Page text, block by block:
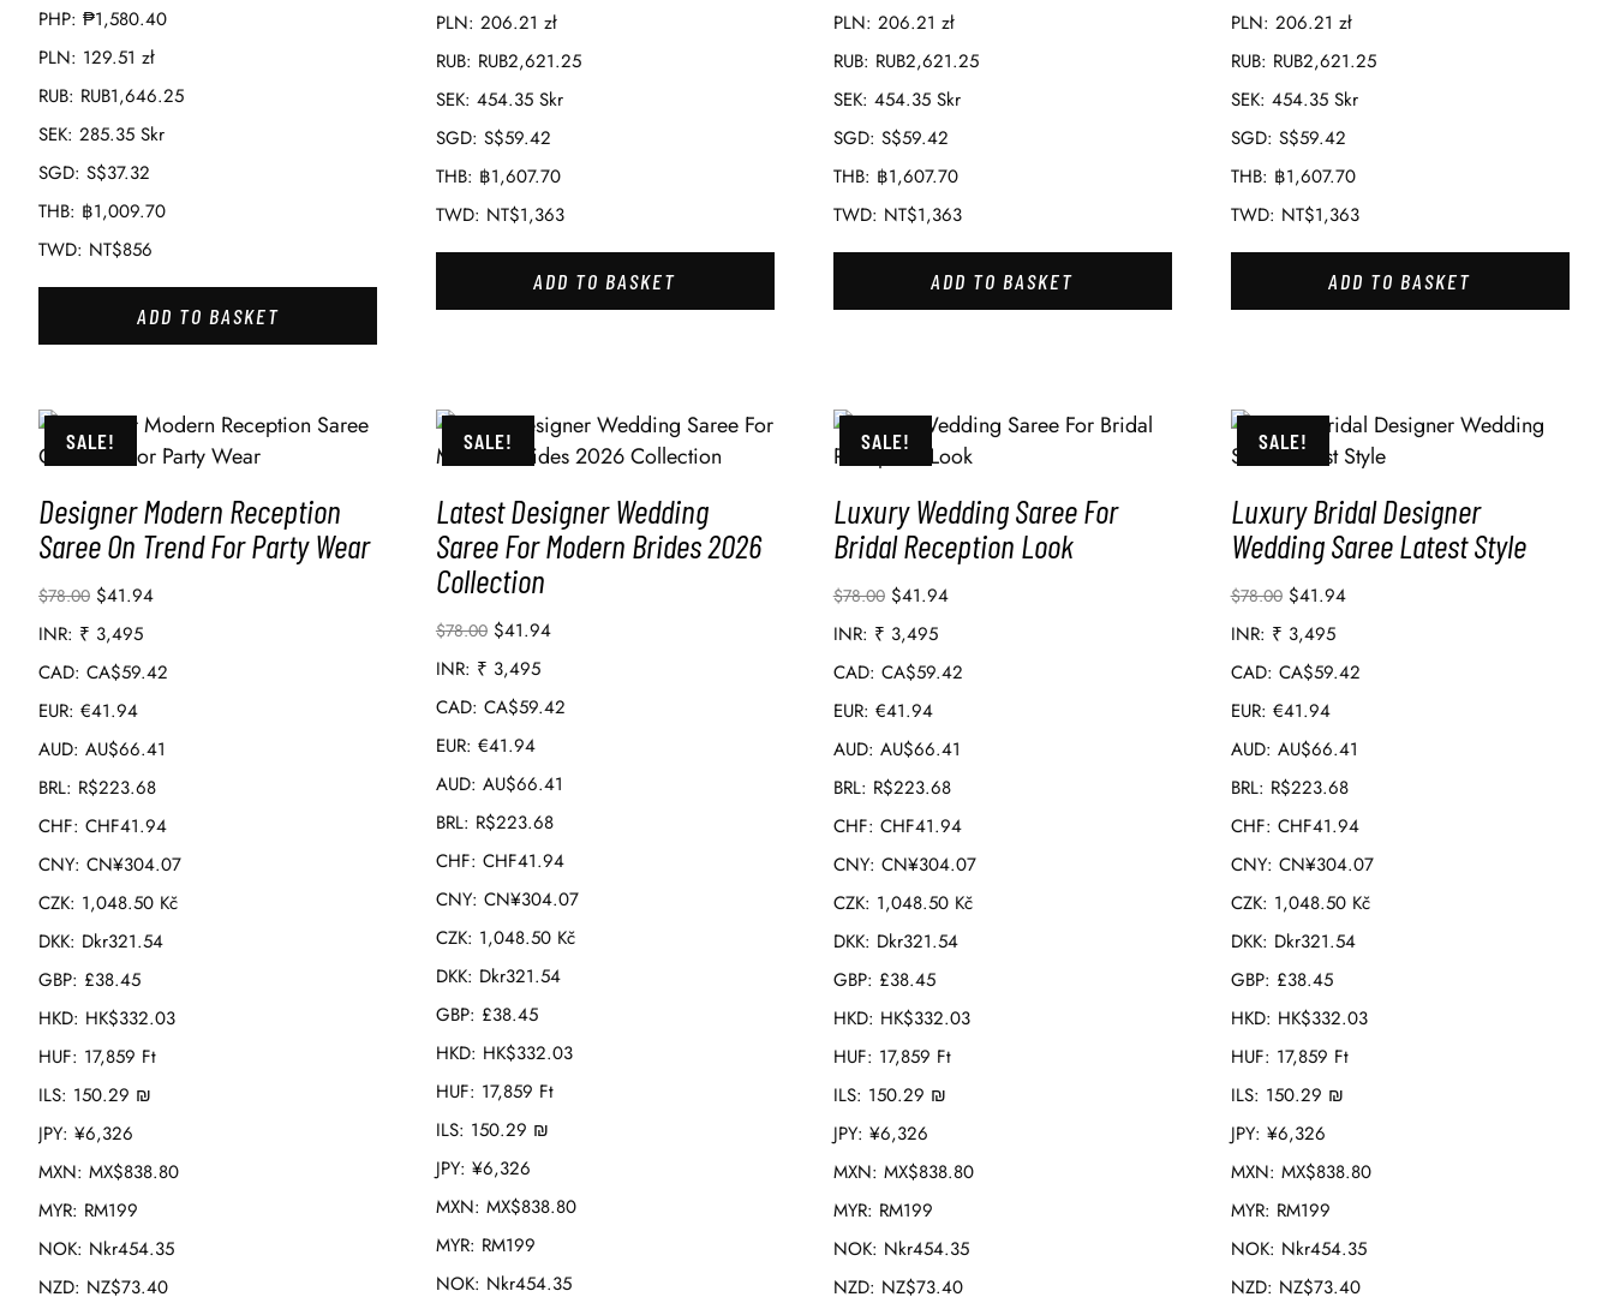
PHP: ₱1,580.40
PLN: 129.51 zł
RUB: RUB1,646.25
SEK: 285.35 Skr
SGD: S$37.32
THB: ฿1,009.70
TWD: NT$856
ADD TO BASKET
PLN: 206.21 zł
RUB: RUB2,621.25
SEK: 454.35 Skr
SGD: S$59.42
THB: ฿1,607.70
TWD: NT$1,363
ADD TO BASKET
PLN: 206.21 zł
RUB: RUB2,621.25
SEK: 454.35 Skr
SGD: S$59.42
THB: ฿1,607.70
TWD: NT$1,363
ADD TO BASKET
PLN: 206.21 zł
RUB: RUB2,621.25
SEK: 454.35 Skr
SGD: S$59.42
THB: ฿1,607.70
TWD: NT$1,363
ADD TO BASKET
SALE!
Designer Modern Reception
Saree On Trend For Party Wear
$78.00 $41.94
INR: ₹ 3,495
CAD: CA$59.42
EUR: €41.94
AUD: AU$66.41
BRL: R$223.68
CHF: CHF41.94
CNY: CN¥304.07
CZK: 1,048.50 Kč
DKK: Dkr321.54
GBP: £38.45
HKD: HK$332.03
HUF: 17,859 Ft
ILS: 150.29 ₪
JPY: ¥6,326
MXN: MX$838.80
MYR: RM199
NOK: Nkr454.35
NZD: NZ$73.40
SALE!
Latest Designer Wedding
Saree For Modern Brides 2026
Collection
$78.00 $41.94
INR: ₹ 3,495
CAD: CA$59.42
EUR: €41.94
AUD: AU$66.41
BRL: R$223.68
CHF: CHF41.94
CNY: CN¥304.07
CZK: 1,048.50 Kč
DKK: Dkr321.54
GBP: £38.45
HKD: HK$332.03
HUF: 17,859 Ft
ILS: 150.29 ₪
JPY: ¥6,326
MXN: MX$838.80
MYR: RM199
NOK: Nkr454.35
SALE!
Luxury Wedding Saree For
Bridal Reception Look
$78.00 $41.94
INR: ₹ 3,495
CAD: CA$59.42
EUR: €41.94
AUD: AU$66.41
BRL: R$223.68
CHF: CHF41.94
CNY: CN¥304.07
CZK: 1,048.50 Kč
DKK: Dkr321.54
GBP: £38.45
HKD: HK$332.03
HUF: 17,859 Ft
ILS: 150.29 ₪
JPY: ¥6,326
MXN: MX$838.80
MYR: RM199
NOK: Nkr454.35
NZD: NZ$73.40
SALE!
Luxury Bridal Designer
Wedding Saree Latest Style
$78.00 $41.94
INR: ₹ 3,495
CAD: CA$59.42
EUR: €41.94
AUD: AU$66.41
BRL: R$223.68
CHF: CHF41.94
CNY: CN¥304.07
CZK: 1,048.50 Kč
DKK: Dkr321.54
GBP: £38.45
HKD: HK$332.03
HUF: 17,859 Ft
ILS: 150.29 ₪
JPY: ¥6,326
MXN: MX$838.80
MYR: RM199
NOK: Nkr454.35
NZD: NZ$73.40